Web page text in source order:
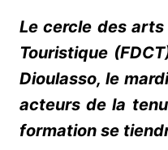
Le cercle des
Touristique
Dioulasso, le
acteurs de la
formation se